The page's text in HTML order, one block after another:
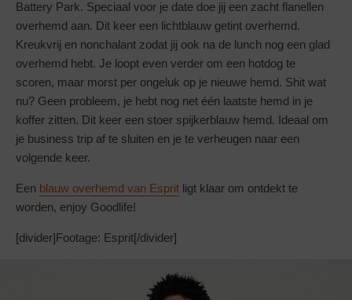
Battery Park. Speciaal voor je date doe jij een zacht flanellen
overhemd aan. Dit keer een lichtblauw getint overhemd.
Kreukvrij en nonchalant zodat jij ook na de lunch nog een glad
overhemd hebt. Je loopt even verder om een hotdog te
scoren, maar morst per ongeluk op je nieuwe hemd. Shit wat
nu? Geen probleem, je hebt nog net één laatste hemd in je
koffer zitten. Dit keer een stoer spijkerblauw hemd. Ideaal om
je business trip af te sluiten en je te verheugen naar een
volgende keer.
Een blauw overhemd van Esprit ligt klaar om ontdekt te
worden, enjoy Goodlife!
[divider]Footage: Esprit[/divider]